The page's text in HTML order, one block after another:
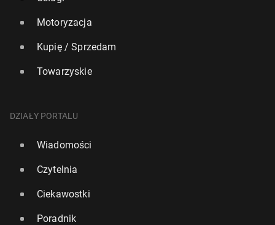
Motoryzacja
Kupię / Sprzedam
Towarzyskie
DZIAŁY PORTALU
Wiadomości
Czytelnia
Ciekawostki
Poradnik